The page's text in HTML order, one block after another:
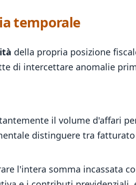
temporale
della propria posizione
di intercettare anomalie
il volume d'affari
distinguere tra
l'intera somma incassata